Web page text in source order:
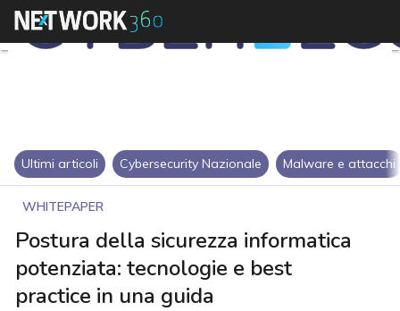
Ultimi articoli Cybersecurity Nazionale Malware e attacchi
WHITEPAPER
Postura della sicurezza informatica
potenziata: tecnologie e best
practice in una guida